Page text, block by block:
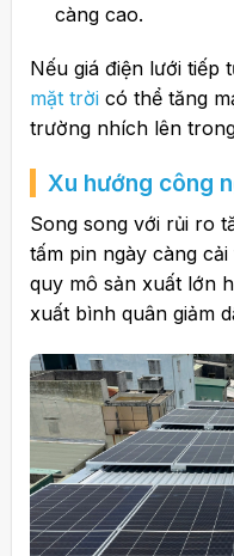
càng cao.
Nếu giá điện lưới tiếp
mặt trờicó thể tăng
trường nhích lên
Xu hướng công
Song song với rủi ro
tấm pin ngày càng
quy mô sản xuất lớn
xuất bình quân giảm